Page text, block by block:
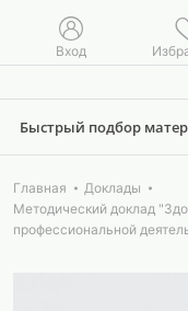
Вход
Быстрый подбор
Главная
Доклады
Методический доклад
профессиональной